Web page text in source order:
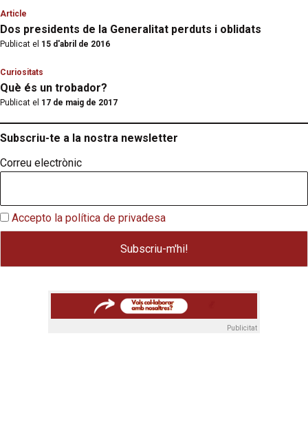
Article
Dos presidents de la Generalitat perduts i oblidats
Publicat el 15 d'abril de 2016
Curiositats
Què és un trobador?
Publicat el 17 de maig de 2017
Subscriu-te a la nostra newsletter
Correu electrònic
Accepto la política de privadesa
Publicitat